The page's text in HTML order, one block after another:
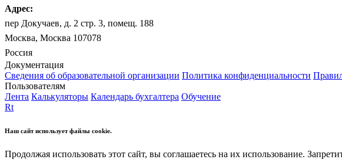
Адрес:
пер Докучаев, д. 2 стр. 3, помещ. 188
Москва, Москва 107078
Россия
Документация
Сведения об образовательной организации Политика конфиденциальности
Пользователям
Лента Калькуляторы Календарь бухгалтера Обучение
Rt
Наш сайт использует файлы cookie.
Продолжая использовать этот сайт, вы соглашаетесь на их использование.